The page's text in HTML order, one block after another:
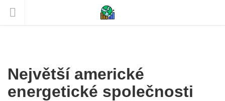
Největší americké
energetické společnosti